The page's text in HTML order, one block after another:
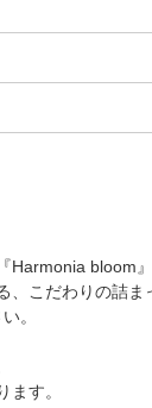
bloom
こだわりの詰
。
す。